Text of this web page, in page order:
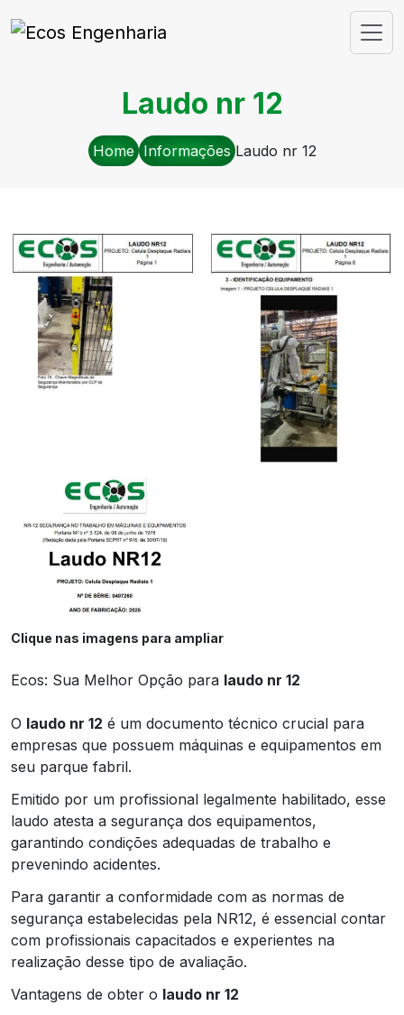
Laudo nr 12
Home Informações Laudo nr 12
Clique nas imagens para ampliar
Ecos: Sua Melhor Opção para laudo nr 12
O laudo nr 12 é um documento técnico crucial para
empresas que possuem máquinas e equipamentos em
seu parque fabril.
Emitido por um profissional legalmente habilitado, esse
laudo atesta a segurança dos equipamentos,
garantindo condições adequadas de trabalho e
prevenindo acidentes.
Para garantir a conformidade com as normas de
segurança estabelecidas pela NR12, é essencial contar
com profissionais capacitados e experientes na
realização desse tipo de avaliação.
Vantagens de obter o laudo nr 12